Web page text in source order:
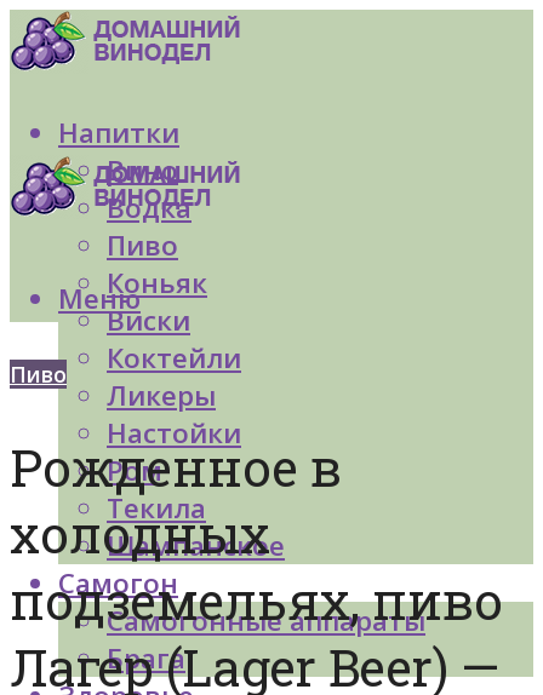
Напитки
Вино
Водка
Пиво
Коньяк
Виски
Коктейли
Ликеры
Настойки
Ром
Текила
Шампанское
Самогон
Самогонные аппараты
Брага
Меню
Пиво
Рожденное в
холодных
подземельях, пиво
Лагер (Lager Beer) —